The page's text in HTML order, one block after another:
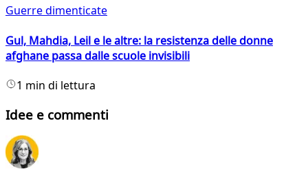
Guerre dimenticate
Gul, Mahdia, Leil e le altre: la resistenza delle donne
afghane passa dalle scuole invisibili
1 min di lettura
Idee e commenti